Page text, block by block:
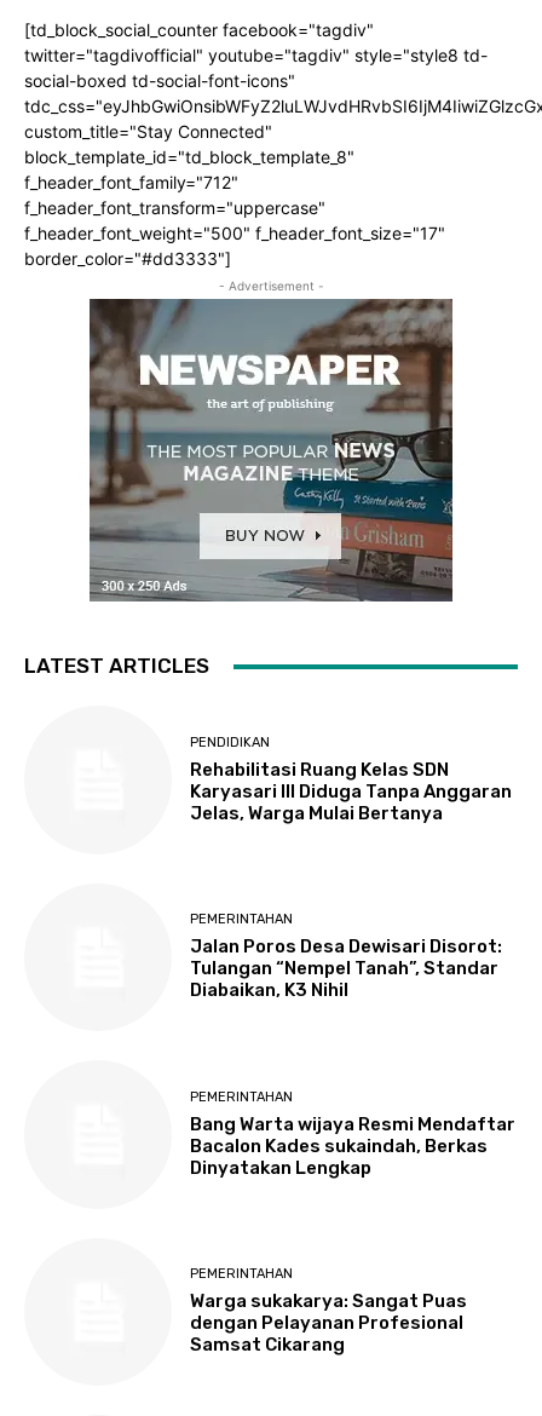
[td_block_social_counter facebook="tagdiv"
twitter="tagdivofficial" youtube="tagdiv" style="style8 td-
social-boxed td-social-font-icons"
custom_title="Stay Connected"
block_template_id="td_block_template_8"
f_header_font_family="712"
f_header_font_transform="uppercase"
f_header_font_weight="500" f_header_font_size="17"
border_color="#dd3333"]
- Advertisement -
LATEST ARTICLES
PENDIDIKAN
Rehabilitasi Ruang Kelas SDN
Karyasari III Diduga Tanpa Anggaran
Jelas, Warga Mulai Bertanya
PEMERINTAHAN
Jalan Poros Desa Dewisari Disorot:
Tulangan “Nempel Tanah”, Standar
Diabaikan, K3 Nihil
PEMERINTAHAN
Bang Warta wijaya Resmi Mendaftar
Bacalon Kades sukaindah, Berkas
Dinyatakan Lengkap
PEMERINTAHAN
Warga sukakarya: Sangat Puas
dengan Pelayanan Profesional
Samsat Cikarang